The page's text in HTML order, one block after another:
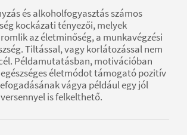
és alkoholfogyasztás számos
kockázati tényezői, melyek
az életminőség, a munkavégzési
Tiltással, vagy korlátozással nem
Példamutatásban, motivációban
egészséges életmódot támogató pozitív
vágya például egy jól
is felkelthető.